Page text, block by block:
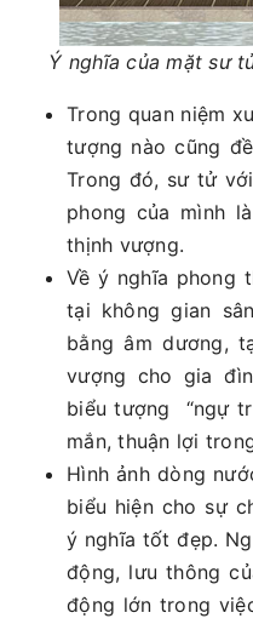
Ý nghĩa của mặt sư
Trong quan niệm
tượng nào cũng
Trong đó, sư tử
phong của mình
thịnh vượng.
Về ý nghĩa phong
tại không gian
bằng âm dương,
vượng cho gia
biểu tượng “ngự
mắn, thuận lợi
Hình ảnh dòng
biểu hiện cho sự
ý nghĩa tốt đẹp.
động, lưu thông
động lớn trong